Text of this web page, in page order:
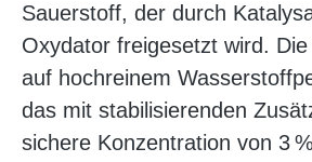
Sauerstoff, der durch
Oxydator freigesetzt wird.
auf hochreinem
das mit stabilisierenden
sichere Konzentration von 3